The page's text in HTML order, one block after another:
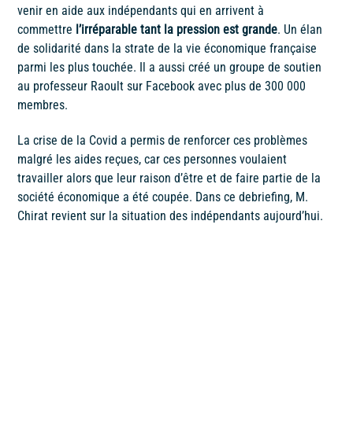
venir en aide aux indépendants qui en arrivent à
commettre l’irréparable tant la pression est grande. Un élan
de solidarité dans la strate de la vie économique française
parmi les plus touchée. Il a aussi créé un groupe de soutien
au professeur Raoult sur Facebook avec plus de 300 000
membres.
La crise de la Covid a permis de renforcer ces problèmes
malgré les aides reçues, car ces personnes voulaient
travailler alors que leur raison d’être et de faire partie de la
société économique a été coupée. Dans ce debriefing, M.
Chirat revient sur la situation des indépendants aujourd’hui.